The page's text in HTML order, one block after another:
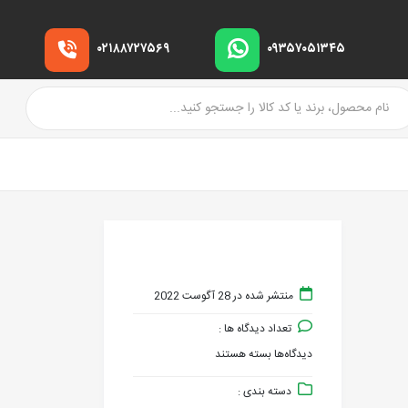
۰۹۳۵۷۰۵۱۳۴۵ ۰۲۱۸۸۷۲۷۵۶۹
منتشر شده در 28 آگوست 2022
تعداد دیدگاه ها :
دیدگاه‌ها
برای
TRIPLE
بسته هستند
دسته بندی :